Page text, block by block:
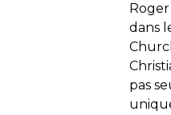
dans
pas